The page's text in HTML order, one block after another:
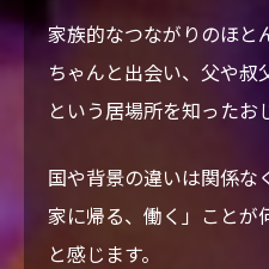
家族的なつながりのほと
ちゃんと出会い、父や叔
という居場所を知ったお
国や背景の違いは関係な
家に帰る、働く」ことが
と感じます。